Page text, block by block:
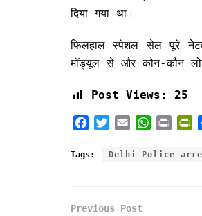
दिया गया था।
फिलहाल स्पेशल सेल पूरे
मॉड्यूल से और कौन-कौन
Post Views: 25
c
i
a
a
i
i
Tags: Delhi Police
Previous Post